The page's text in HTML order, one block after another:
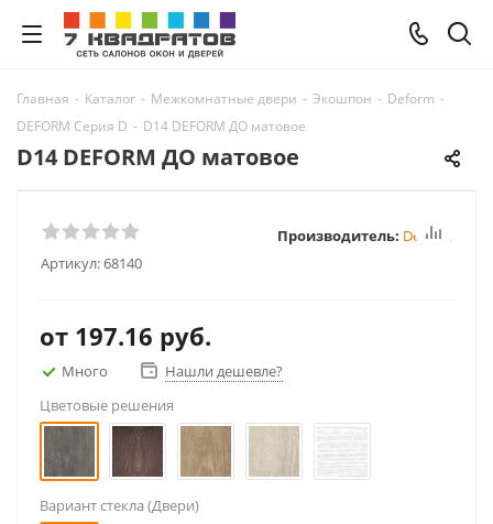
Главная - Каталог - Межкомнатные двери - Экошпон - Deform -
DEFORM Серия D - D14 DEFORM ДО матовое
D14 DEFORM ДО матовое
Артикул:68140
Производитель: Deform
от 197.16 руб.
Много
Нашли дешевле?
Цветовые решения
Вариант стекла (Двери)